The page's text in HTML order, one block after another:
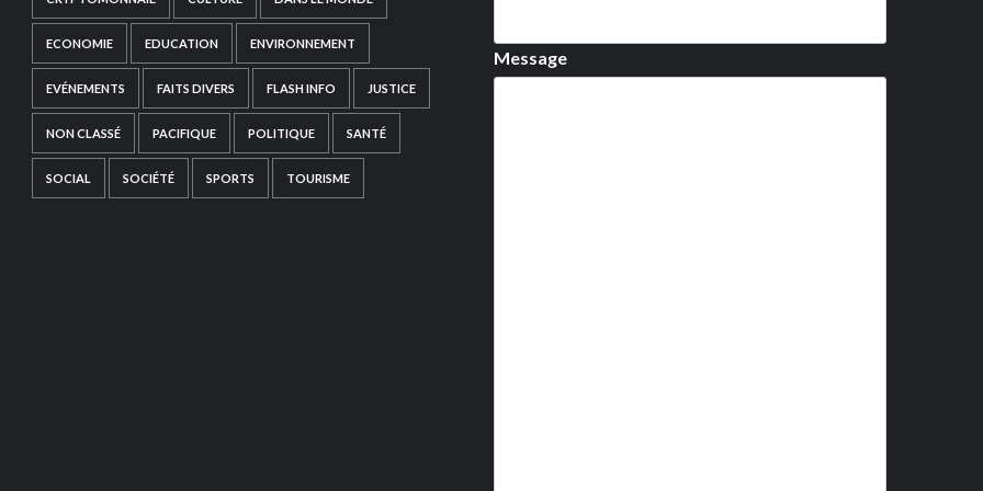
ECONOMIE EDUCATION ENVIRONNEMENT
EVÉNEMENTS FAITS DIVERS FLASH INFO JUSTICE
NON CLASSÉ PACIFIQUE POLITIQUE SANTÉ
SOCIAL SOCIÉTÉ SPORTS TOURISME
Message